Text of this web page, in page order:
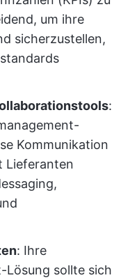
um ihre
sicherzustellen,
:
Kommunikation
Lieferanten
: Ihre
Lösung sollte sich